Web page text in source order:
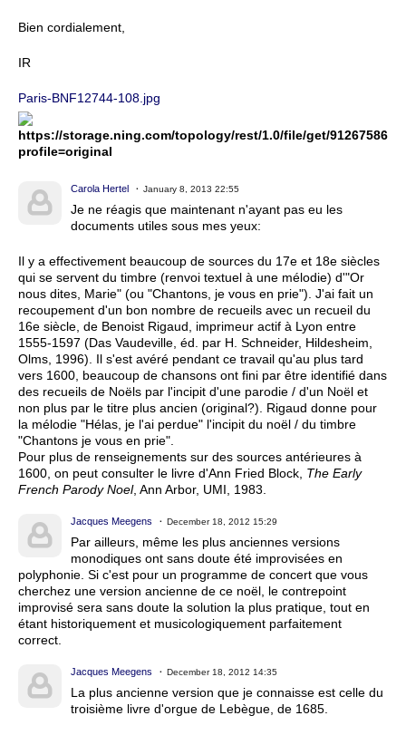
Bien cordialement,
IR
Paris-BNF12744-108.jpg
https://storage.ning.com/topology/rest/1.0/file/get/
profile=original
Carola Hertel January 8, 2013 22:55
Je ne réagis que maintenant n'ayant pas eu les
documents utiles sous mes yeux:
Il y a effectivement beaucoup de sources du 17e et 18e siècles
qui se servent du timbre (renvoi textuel à une mélodie) d'"Or
nous dites, Marie" (ou "Chantons, je vous en prie"). J'ai fait un
recoupement d'un bon nombre de recueils avec un recueil du
16e siècle, de Benoist Rigaud, imprimeur actif à Lyon entre
1555-1597 (Das Vaudeville, éd. par H. Schneider, Hildesheim,
Olms, 1996). Il s'est avéré pendant ce travail qu'au plus tard
vers 1600, beaucoup de chansons ont fini par être identifié dans
des recueils de Noëls par l'incipit d'une parodie / d'un Noël et
non plus par le titre plus ancien (original?). Rigaud donne pour
la mélodie "Hélas, je l'ai perdue" l'incipit du noël / du timbre
"Chantons je vous en prie".
Pour plus de renseignements sur des sources antérieures à
1600, on peut consulter le livre d'Ann Fried Block, The Early
French Parody Noel, Ann Arbor, UMI, 1983.
Jacques Meegens December 18, 2012 15:29
Par ailleurs, même les plus anciennes versions
monodiques ont sans doute été improvisées en
polyphonie. Si c'est pour un programme de concert que vous
cherchez une version ancienne de ce noël, le contrepoint
improvisé sera sans doute la solution la plus pratique, tout en
étant historiquement et musicologiquement parfaitement
correct.
Jacques Meegens December 18, 2012 14:35
La plus ancienne version que je connaisse est celle du
troisième livre d'orgue de Lebègue, de 1685.